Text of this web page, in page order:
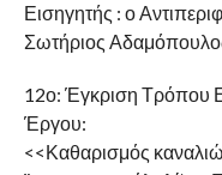
Εισηγητής : ο
Σωτήριος
12ο: Έγκριση Τρόπου
Έργου:
<<Καθαρισμός